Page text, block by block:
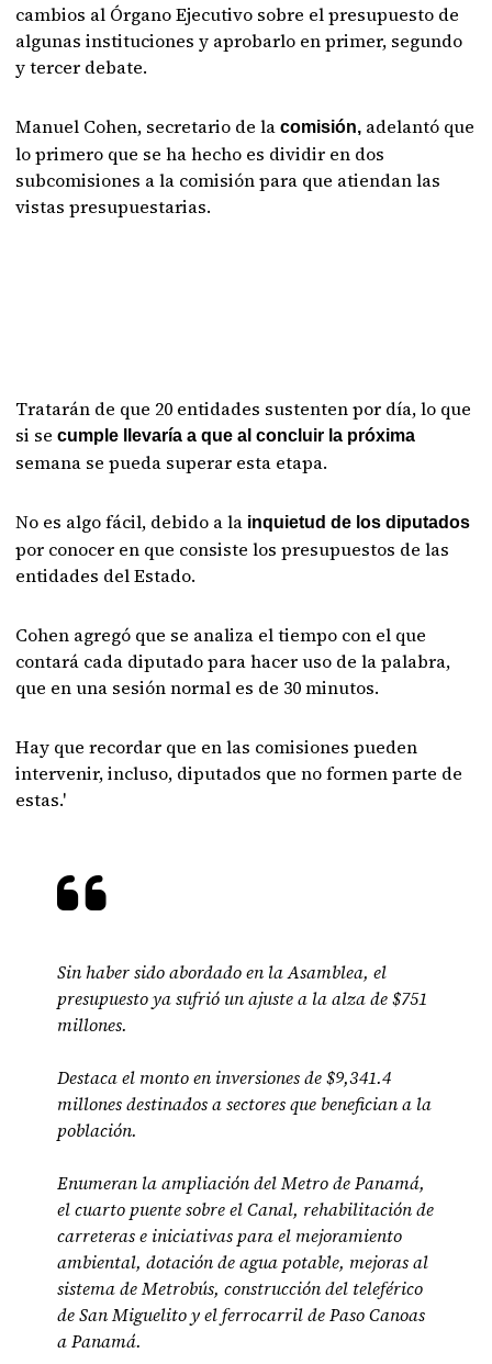
cambios al Órgano Ejecutivo sobre el presupuesto de
algunas instituciones y aprobarlo en primer, segundo
y tercer debate.
Manuel Cohen, secretario de lacomisión, adelantó que
lo primero que se ha hecho es dividir en dos
subcomisiones a la comisión para que atiendan las
vistas presupuestarias.
Tratarán de que 20 entidades sustenten por día, lo que
si secumple llevaría a que al concluir la próxima
semana se pueda superar esta etapa.
No es algo fácil, debido a la inquietud de los diputados
por conocer en que consiste los presupuestos de las
entidades del Estado.
Cohen agregó que se analiza el tiempo con el que
contará cada diputado para hacer uso de la palabra,
que en una sesión normal es de 30 minutos.
Hay que recordar que en las comisiones pueden
intervenir, incluso, diputados que no formen parte de
estas.'
Sin haber sido abordado en la Asamblea, el
presupuesto ya sufrió un ajuste a la alza de $751
millones.
Destaca el monto en inversiones de $9,341.4
millones destinados a sectores que benefician a la
población.
Enumeran la ampliación del Metro de Panamá,
el cuarto puente sobre el Canal, rehabilitación de
carreteras e iniciativas para el mejoramiento
ambiental, dotación de agua potable, mejoras al
sistema de Metrobús, construcción del teleférico
de San Miguelito y el ferrocarril de Paso Canoas
a Panamá.